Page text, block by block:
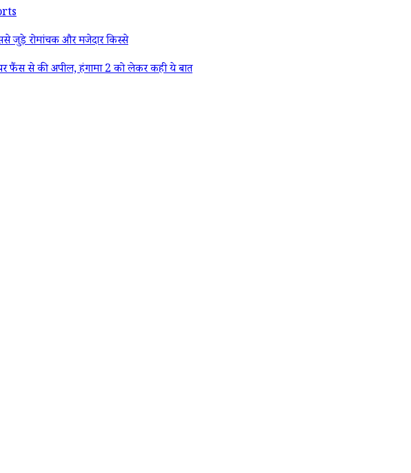
जुड़े रोमांचक और मजेदार किस्से
फैंस से की अपील, हंगामा 2 को लेकर कही ये बात